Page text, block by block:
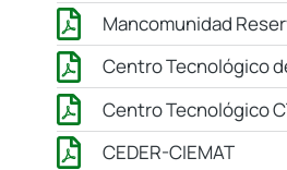
Mancomunidad
Centro Tecnológico
Centro Tecnológico
CEDER-CIEMAT